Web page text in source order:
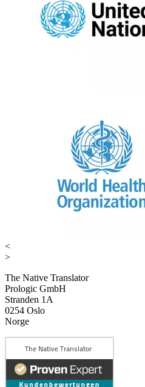
<
>
The Native Translator
Prologic GmbH
Stranden 1A
0254 Oslo
Norge